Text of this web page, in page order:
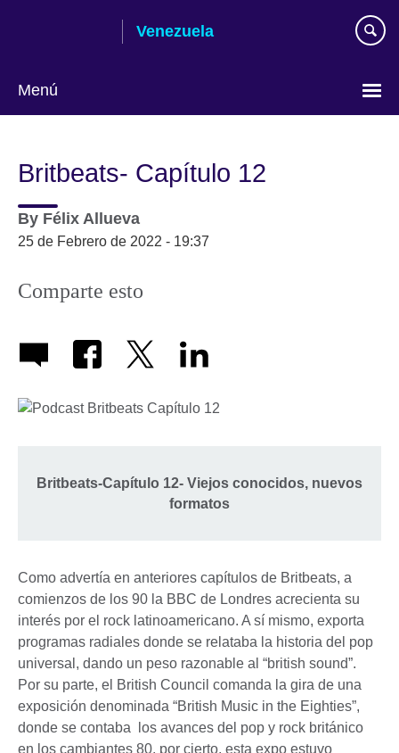
Venezuela
Menú
idioma
Britbeats- Capítulo 12
By Félix Allueva
25 de Febrero de 2022 - 19:37
Comparte esto
Britbeats-Capítulo 12- Viejos conocidos, nuevos
formatos
Como advertía en anteriores capítulos de Britbeats, a
comienzos de los 90 la BBC de Londres acrecienta su
interés por el rock latinoamericano. A sí mismo, exporta
programas radiales donde se relataba la historia del pop
universal, dando un peso razonable al “british sound”.
Por su parte, el British Council comanda la gira de una
exposición denominada “British Music in the Eighties”,
donde se contaba los avances del pop y rock británico
en los cambiantes 80, por cierto, esta expo estuvo